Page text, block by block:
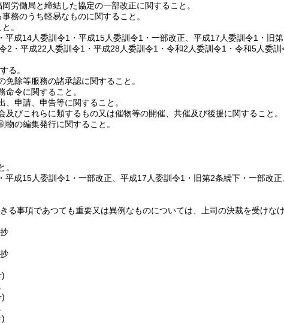
労働局と締結した協定の一部改正に関すること。
務のうち軽易なものに関すること。
。
平成14人委訓令1・平成15人委訓令1・一部改正、平成17人委訓令1・旧
2・平成22人委訓令1・平成28人委訓令1・令和2人委訓令1・令和5人委訓
る。
除等服務の諸承認に関すること。
令に関すること。
申請、申告等に関すること。
びこれらに類するもの又は催物等の開催、共催及び後援に関すること。
の編集発行に関すること。
。
平成15人委訓令1・一部改正、平成17人委訓令1・旧第2条繰下・一部改
る事項であつても重要又は異例なものについては、上司の決裁を受けなけ
抄
抄
)
)
)